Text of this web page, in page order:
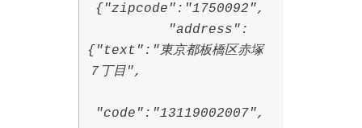
{"zipcode":"1750092",
"address":
{"text":"東京都板橋区赤塚
７丁目",
"code":"13119002007",